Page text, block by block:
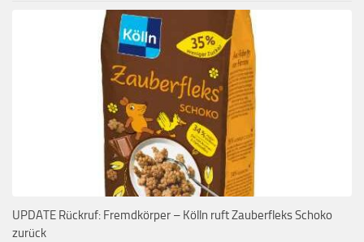
UPDATE Rückruf: Fremdkörper – Kölln ruft Zauberfleks Schoko
zurück